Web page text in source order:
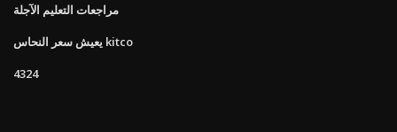
مراجعات التعليم الآجلة
يعيش سعر النحاس kitco
4324